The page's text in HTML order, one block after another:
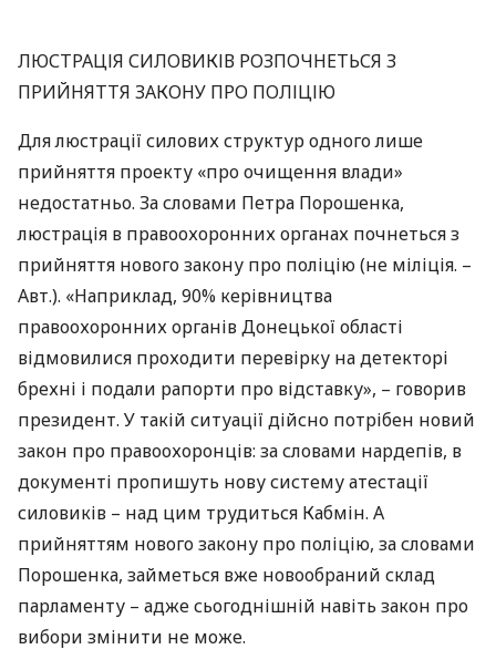
ЛЮСТРАЦІЯ СИЛОВИКІВ РОЗПОЧНЕТЬСЯ З
ПРИЙНЯТТЯ ЗАКОНУ ПРО ПОЛІЦІЮ
Для люстрації силових структур одного лише
прийняття проекту «про очищення влади»
недостатньо. За словами Петра Порошенка,
люстрація в правоохоронних органах почнеться з
прийняття нового закону про поліцію (не міліція. –
Авт.). «Наприклад, 90% керівництва
правоохоронних органів Донецької області
відмовилися проходити перевірку на детекторі
брехні і подали рапорти про відставку», – говорив
президент. У такій ситуації дійсно потрібен новий
закон про правоохоронців: за словами нардепів, в
документі пропишуть нову систему атестації
силовиків – над цим трудиться Кабмін. А
прийняттям нового закону про поліцію, за словами
Порошенка, займеться вже новообраний склад
парламенту – адже сьогоднішній навіть закон про
вибори змінити не може.